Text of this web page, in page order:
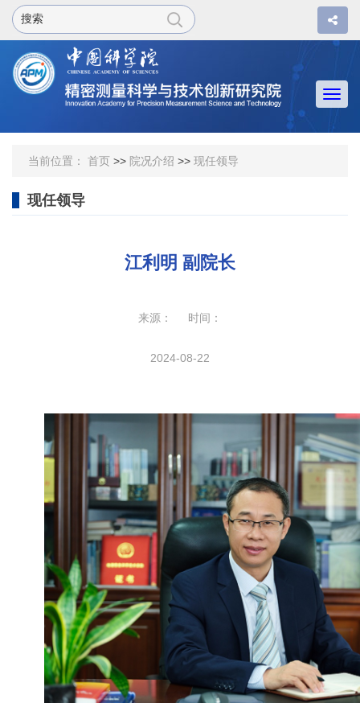
当前位置： 首页 >> 院况介绍 >> 现任领导
现任领导
江利明 副院长
来源： 时间：
2024-08-22